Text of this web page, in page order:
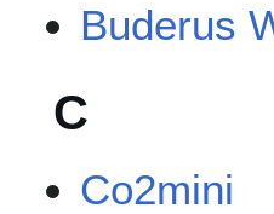
Buderus
C
Co2mini